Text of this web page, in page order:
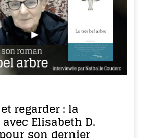
regarder : la
Elisabeth D.